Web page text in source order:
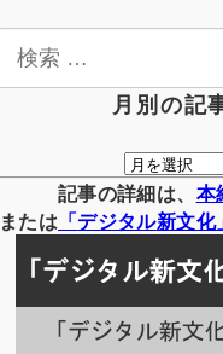
月別の記
月
別
の
事
一
覧
記事の詳細は、 本
または 「デジタル新文化